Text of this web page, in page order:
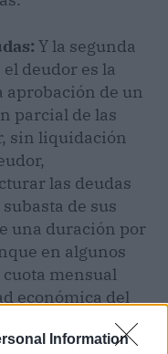
Information
Y la segunda
deudor es la
de un
parcial de las
sin liquidación
las deudas
de sus
una duración por
en algunos
cuota mensual
económica del
los gastos
para cubrir las